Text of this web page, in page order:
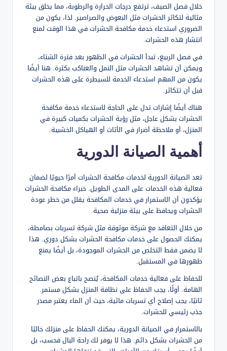
خلال فصل الصيف، ترتفع درجات الحرارة والرطوبة، مما يخلق بيئة
مثالية لتكاثر الحشرات مثل البعوض والصراصير. لذا، يكون من
الضروري استدعاء خدمة مكافحة الحشرات في هذا الوقت لمنع
انتشار هذه الحشرات.
في فصل الربيع، تبدأ الحشرات في الظهور بعد فترة الشتاء،
ويمكن أن تشاهد الحشرات مثل النمل والعناكب بكثرة. هنا أيضًا
يكون من المهم استدعاء الخدمة للسيطرة على هذه الحشرات
قبل أن تتكاثر.
هناك أيضًا إشارات تدل على الحاجة لاستدعاء خدمة مكافحة
الحشرات بشكل عاجل، مثل رؤية الحشرات بكميات كبيرة في
المنزل، أو ملاحظة أضرار في الأثاث أو الهياكل الخشبية.
أهمية الصيانة الدورية
تعد الصيانة الدورية لخدمات مكافحة الحشرات أمرًا حيويًا لضمان
فعالية هذه الخدمات على المدى الطويل. خبراء مكافحة الحشرات
يؤكدون أن الاستمرار في خدمات المكافحة يقلل من خطر عودة
الحشرات ويحافظ على بيئة منزلية صحية.
من خلال التعاقد مع شركة موثوقة مثل شركة تسربات بصامطة،
يمكنك الحصول على خدمات مكافحة الحشرات بشكل دوري. هذا
لا يضمن فقط التخلص من الحشرات الموجودة، بل أيضًا يمنع
ظهورها في المستقبل.
للحفاظ على فعالية خدمات المكافحة، يُنصح باتباع بعض النصائح
الهامة. أولًا، يجب الحفاظ على نظافة المنزل بشكل مستمر.
ثانيًا، يجب إصلاح أي تسربات مائية، حيث أن الماء يعتبر مصدر
جذب رئيسي للحشرات.
بالاستمرار في الصيانة الدورية، يمكنك الحفاظ على منزلك خاليًا
من الحشرات بشكل دائم. هذا لا يوفر لك راحة البال فحسب، بل